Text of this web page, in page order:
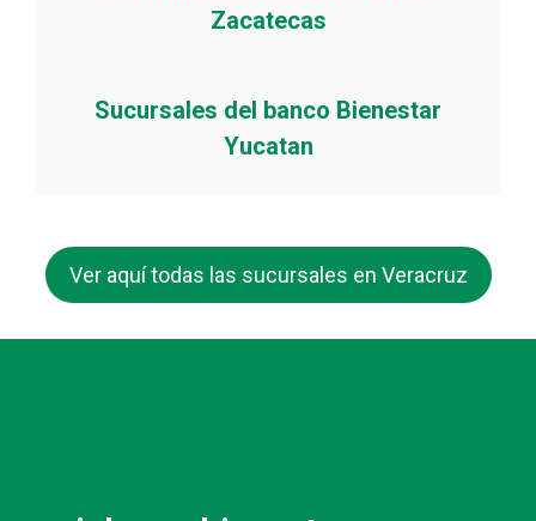
Zacatecas
Sucursales del banco Bienestar
Yucatan
Ver aquí todas las sucursales en Veracruz